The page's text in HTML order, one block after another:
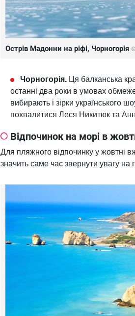
Острів Мадонни на ріфі, Чорногорія
Чорногорія. Ця балканська
останні два роки в умовах
вибирають і зірки українського
похвалитися Леся Никитюк та
Відпочинок на морі в
Для пляжного відпочинку у жовтні
значить саме час звернути увагу на